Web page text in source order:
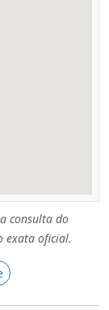
consulta do
exata oficial.